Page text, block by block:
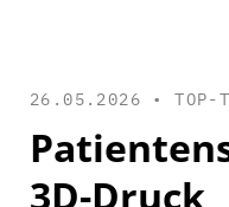
26.05.2026 •TOP-
3D-Druck